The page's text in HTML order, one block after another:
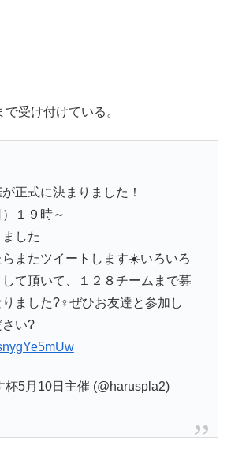
受け付けている。
正式に決まりました！
１９時～
した
またツイートします☀️いろいろ
て頂いて、１２８チームまで募
ました?‍♀️ぜひお友達と参加し
い?
5月10日主催 (@haruspla2)